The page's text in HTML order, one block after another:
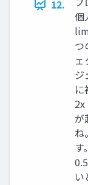
12.
個
つ
ェ
ジ
2x
が
ね
す
い